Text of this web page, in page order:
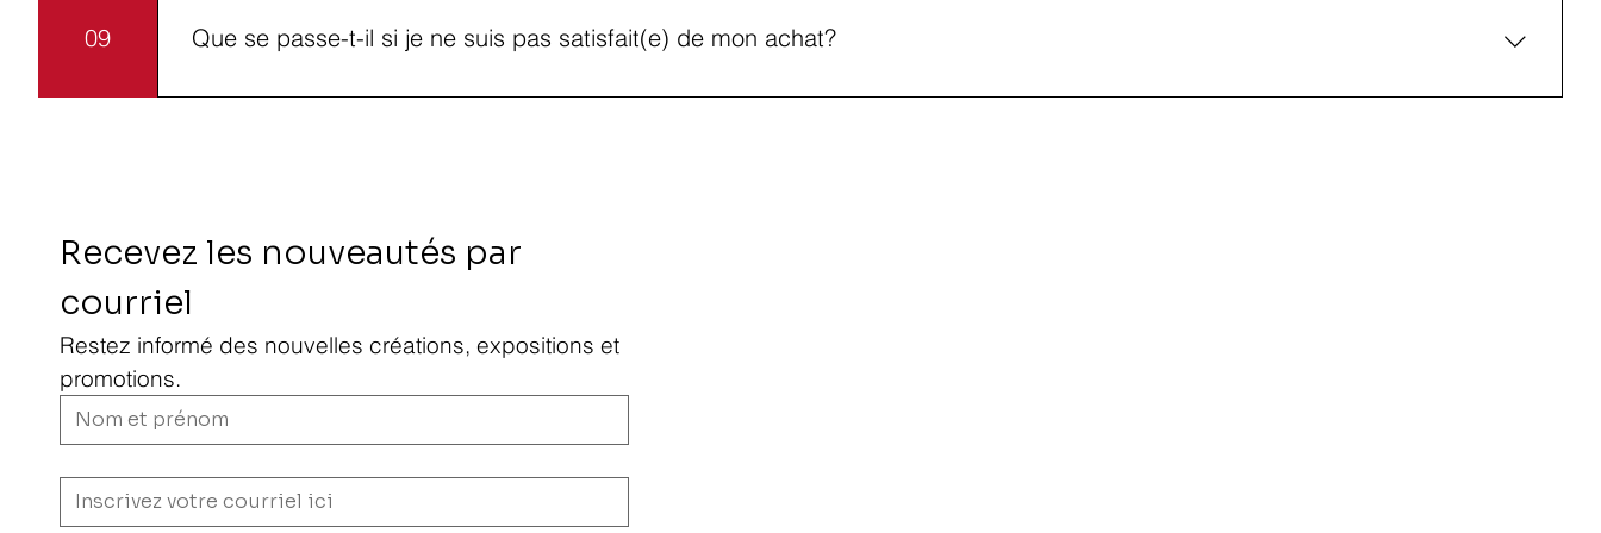
09 Que se passe-t-il si je ne suis pas satisfait(e) de mon achat?
En cas d’insatisfaction, un échange ou un retour peut être proposé après approbation de Monique. Les frais de transport sont toutefois à la charge du client.
Recevez les nouveautés par
courriel
Restez informé des nouvelles créations, expositions et
promotions.